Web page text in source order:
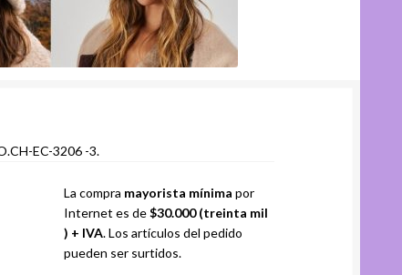
EC-3206 -3.
La compra mayorista mínima por
Internet es de$30.000 (treinta mil
) + IVA. Los artículos del pedido
pueden ser surtidos.